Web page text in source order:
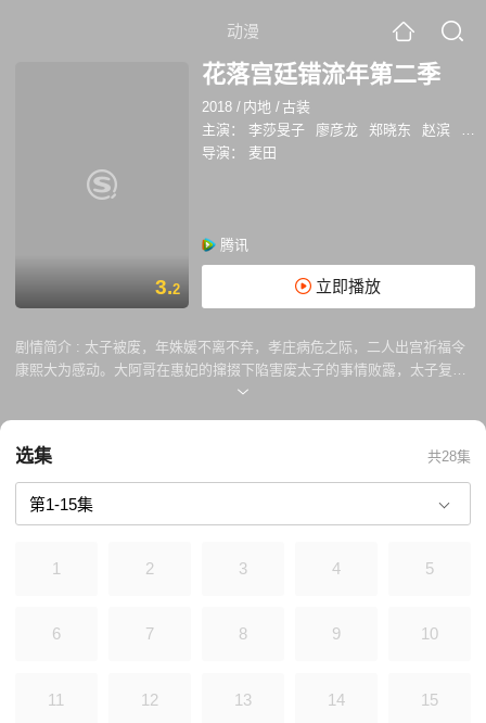
动漫
3.2
花落宫廷错流年第二季
2018 / 内地 / 古装
主演：
李莎旻子 廖彦龙 郑晓东 赵滨
郑
导演：
麦田
腾讯
立即播放
剧情简介 : 太子被废，年姝媛不离不弃，孝庄病危之际，二人出宫祈福令
康熙大为感动。大阿哥在惠妃的撺掇下陷害废太子的事情败露，太子复
立。与此同时，年羹尧出征得胜归来，实力日益庞大。而深藏不露的四阿
年姝媛为了救自己的家人和太子，被迫嫁给四阿哥，太子则为夺回皇位和
年姝媛，拉拢三阿哥与八阿哥重夺太子之位，而这一路走来路途却更加艰
辛，最终，太子是否能够夺回皇位和他深爱的年姝媛？
选集 共28集
1 2 3 4 5
6 7 8 9 10
11 12 13 14 15